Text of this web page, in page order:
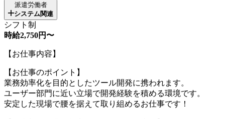
派遣労働者
システム関連
シフト制
時給2,750円〜
【お仕事内容】
【お仕事のポイント】
業務効率化を目的としたツール開発に携われます。
ユーザー部門に近い立場で開発経験を積める環境です。
安定した現場で腰を据えて取り組めるお仕事です！